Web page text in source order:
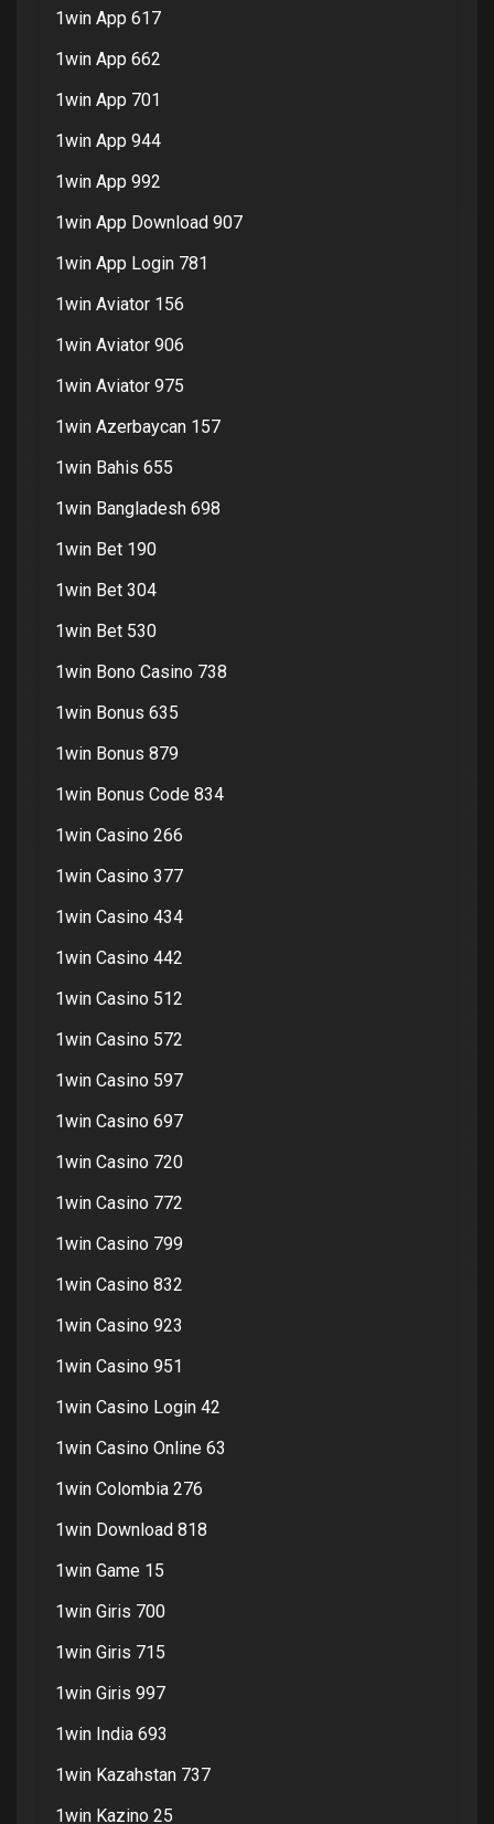
1win App 617
1win App 662
1win App 701
1win App 944
1win App 992
1win App Download 907
1win App Login 781
1win Aviator 156
1win Aviator 906
1win Aviator 975
1win Azerbaycan 157
1win Bahis 655
1win Bangladesh 698
1win Bet 190
1win Bet 304
1win Bet 530
1win Bono Casino 738
1win Bonus 635
1win Bonus 879
1win Bonus Code 834
1win Casino 266
1win Casino 377
1win Casino 434
1win Casino 442
1win Casino 512
1win Casino 572
1win Casino 597
1win Casino 697
1win Casino 720
1win Casino 772
1win Casino 799
1win Casino 832
1win Casino 923
1win Casino 951
1win Casino Login 42
1win Casino Online 63
1win Colombia 276
1win Download 818
1win Game 15
1win Giris 700
1win Giris 715
1win Giris 997
1win India 693
1win Kazahstan 737
1win Kazino 25